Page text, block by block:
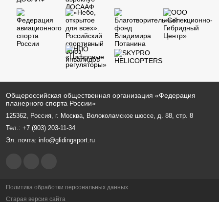
Общероссийская общественная организация «Федерация
планерного спорта России»
125362, Россия, г. Москва, Волоколамское шоссе, д. 88, стр. 8
Тел.: +7 (903) 203-11-34
Эл. почта: info@glidingsport.ru
Политика обработки персональных данных
Старая версия сайта